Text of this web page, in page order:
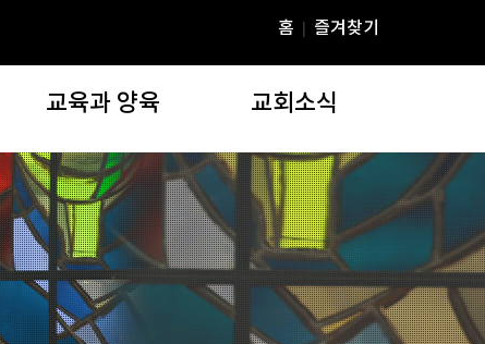
홈 즐겨찾기
교육과 양육
교육과 양육
주일학교
청년부
YBS(연동성경공부)
Agapia Tres Dias
교회소식
교회소식
공지사항
YD 미디어
온라인행정
주보자료실